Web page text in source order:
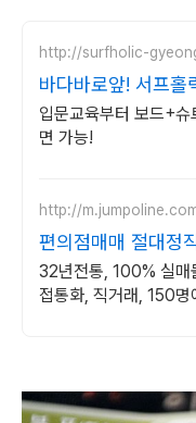
http://surfholic-
바다바로앞! 서프홀
운 노을과 인생샷!
입문교육부터 보드+슈
면 가능!
http://
편의점매매 절대정
거래 & 안전중개거
32년전통, 100% 실매
접통화, 직거래, 150명